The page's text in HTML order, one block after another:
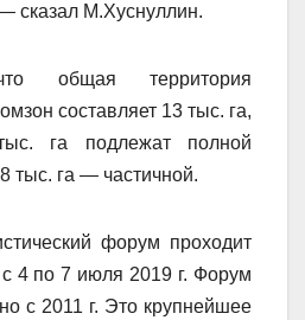
сказал М.Хуснуллин.
общая территория
составляет 13 тыс. га,
га подлежат полной
тыс. га — частичной.
форум проходит
4 по 7 июля 2019 г. Форум
с 2011 г. Это крупнейшее